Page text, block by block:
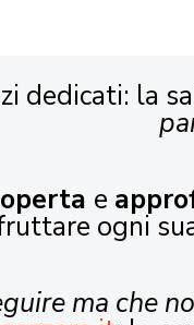
dedicati: la
e
ogni
ma che